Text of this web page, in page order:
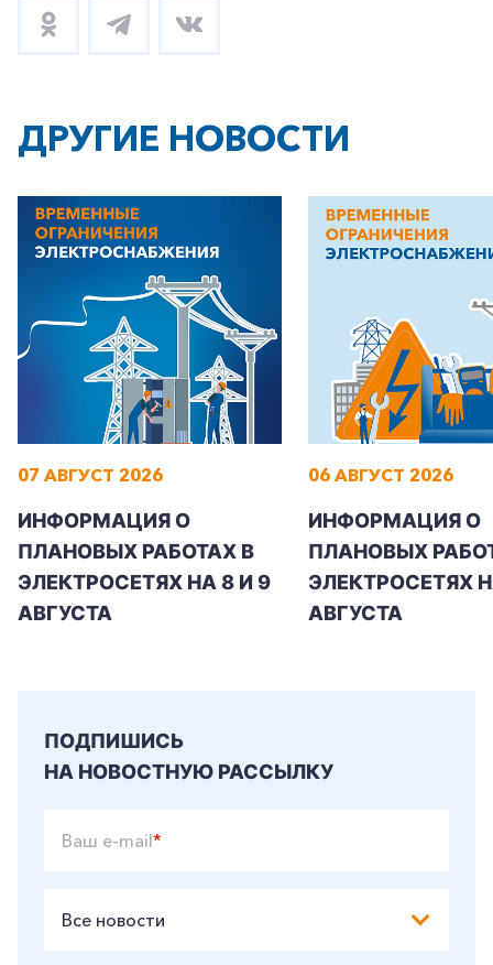
+7-800-700-24-57
Частным клиентам
Корпоративным клиентам
ДРУГИЕ НОВОСТИ
07 АВГУСТ 2026
ИНФОРМАЦИЯ О
ПЛАНОВЫХ РАБОТАХ В
ЭЛЕКТРОСЕТЯХ НА 8 И 9
АВГУСТА
06 АВГУСТ 2026
ИНФОРМАЦИЯ О
ПЛАНОВЫХ
ЭЛЕКТРОСЕТЯХ
АВГУСТА
ПОДПИШИСЬ
НА НОВОСТНУЮ РАССЫЛКУ
Ваш e-mail*
Все новости